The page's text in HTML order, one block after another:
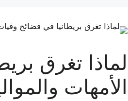
لماذا تغرق
الأمهات